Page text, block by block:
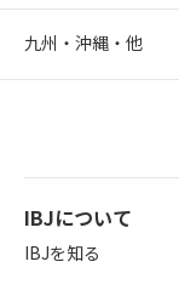
九州・沖縄・他
IBJについて
IBJを知る